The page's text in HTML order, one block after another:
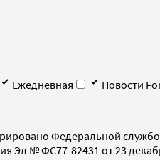
Ежедневная
Новости
Федеральной
Эл № ФС77-82431 от 23